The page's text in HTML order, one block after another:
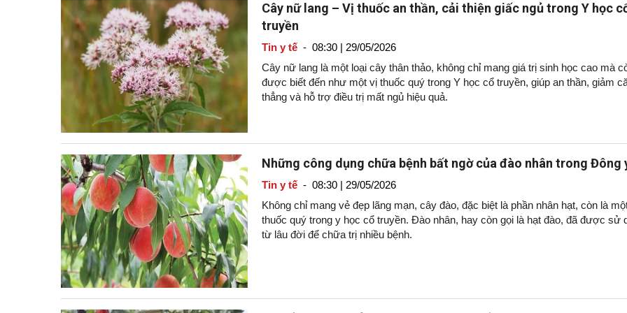
Cây nữ lang – Vị thuốc an thần, cải thiện giấc ngủ trong Y học
truyền
Tin y tế- 08:30 | 29/05/2026
Cây nữ lang là một loại cây thân thảo, không chỉ mang giá trị sinh học cao mà
được biết đến như một vị thuốc quý trong Y học cổ truyền, giúp an thần, giảm
thẳng và hỗ trợ điều trị mất ngủ hiệu quả.
Những công dụng chữa bệnh bất ngờ của đào nhân trong Đông
Tin y tế- 08:30 | 29/05/2026
Không chỉ mang vẻ đẹp lãng mạn, cây đào, đặc biệt là phần nhân hạt, còn là
thuốc quý trong y học cổ truyền. Đào nhân, hay còn gọi là hạt đào, đã được sử
từ lâu đời để chữa trị nhiều bệnh.